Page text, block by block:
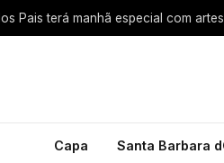
Capa Santa Barbara